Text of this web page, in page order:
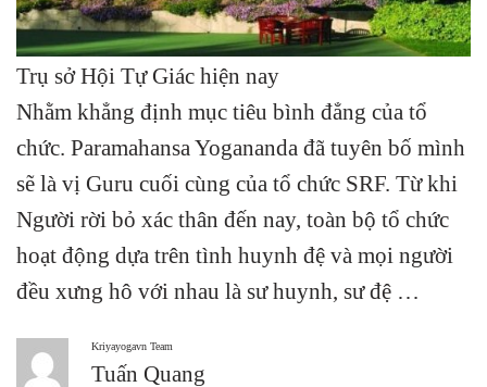
Trụ sở Hội Tự Giác hiện nay
Nhằm khẳng định mục tiêu bình đẳng của tổ
chức. Paramahansa Yogananda đã tuyên bố mình
sẽ là vị Guru cuối cùng của tổ chức SRF. Từ khi
Người rời bỏ xác thân đến nay, toàn bộ tổ chức
hoạt động dựa trên tình huynh đệ và mọi người
đều xưng hô với nhau là sư huynh, sư đệ …
Kriyayogavn Team
Tuấn Quang